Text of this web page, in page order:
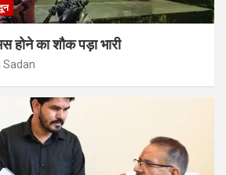
होने का शौक पड़ा भारी
Sadan